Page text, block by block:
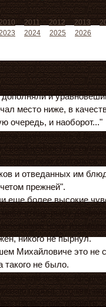
2011 2012 2013
2024 2025 2026
и
место ниже, в
очередь, и наоборот..."
принималось в
ценностью:
почетным считалось
и отведанных им
прежней".
еще более высокие
птицу-рыбу
ножи
никого не пырнул.
Михайловиче это не
такого не было.
или псарь -
пирога, что мне
мечтаю, дескать,